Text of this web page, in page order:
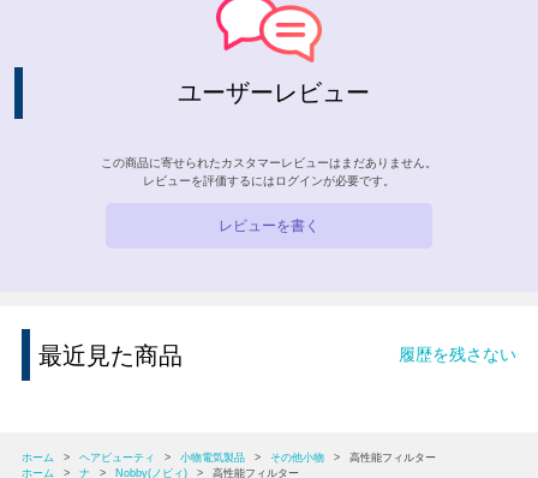
ユーザーレビュー
この商品に寄せられたカスタマーレビューはまだありません。
レビューを評価するには ログインが必要です。
レビューを書く
最近見た商品 履歴を残さない
ホーム > ヘアビューティ > 小物電気製品 > その他小物 >
高性能フィルター
ホーム
> ナ > Nobby(ノビィ) > 高性能フィルター